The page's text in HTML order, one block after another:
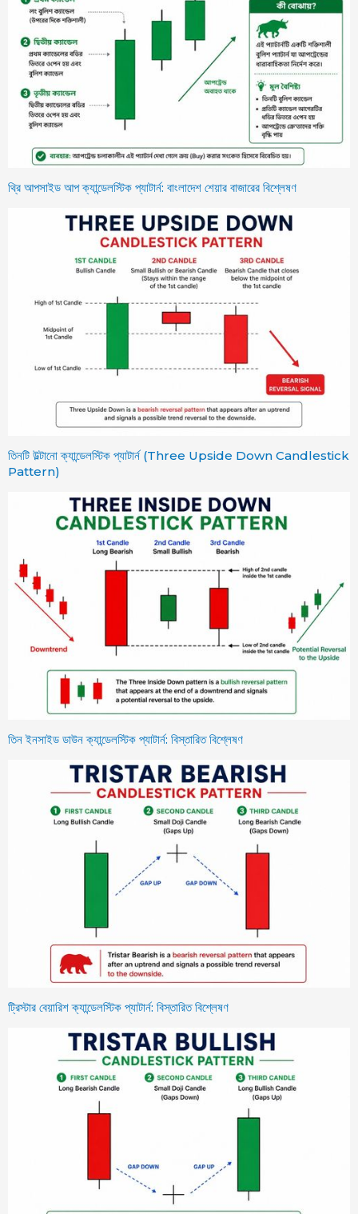
থ্রি আপসাইড আপ ক্যান্ডেলস্টিক প্যাটার্ন: বাংলাদেশ শেয়ার বাজারের বিশ্লেষণ
তিনটি উল্টানো ক্যান্ডেলস্টিক প্যাটার্ন (Three Upside Down Candlestick
Pattern)
তিন ইনসাইড ডাউন ক্যান্ডেলস্টিক প্যাটার্ন: বিস্তারিত বিশ্লেষণ
ট্রিস্টার বেয়ারিশ ক্যান্ডেলস্টিক প্যাটার্ন: বিস্তারিত বিশ্লেষণ